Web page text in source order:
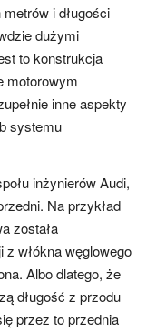
i długości
dużymi
to konstrukcja
motorowym
inne aspekty
systemu
inżynierów Audi,
Na przykład
została
włókna węglowego
Albo dlatego, że
długość z przodu
przez to przednia